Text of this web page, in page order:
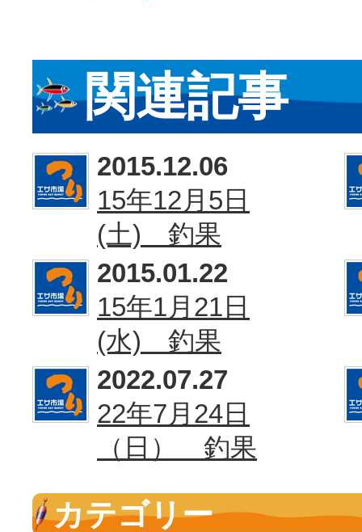
関連記事
2015.12.06
15年12月5日
(土) 釣果
2015.01.22
15年1月21日
(水) 釣果
2022.07.27
22年7月24日
（日） 釣果
カテゴリー